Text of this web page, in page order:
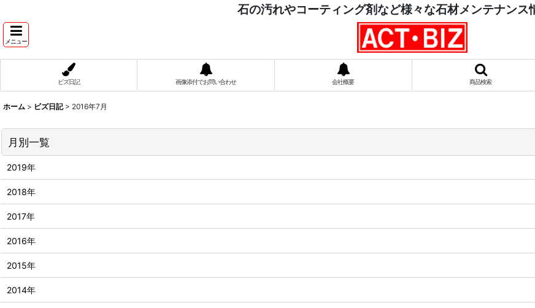
石の汚れやコーティング剤など様々な石材メンテナンス
メニュー
ビズ日記 画像添付でお問い合わせ 会社概要 商品検索
ホーム > ビズ日記 > 2016年7月
月別一覧
2019年
2018年
2017年
2016年
2015年
2014年